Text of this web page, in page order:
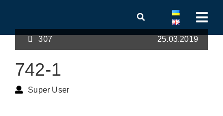
307 25.03.2019
742-1
Super User